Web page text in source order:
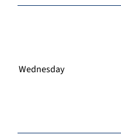
Wednesday